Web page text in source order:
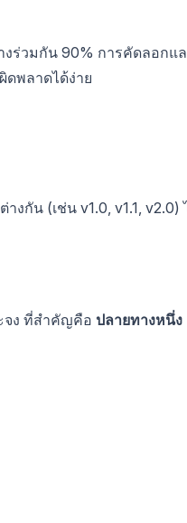
ร่วมกัน 90% การคัดลอกแ
พลาดได้ง่าย
กัน (เช่น v1.0, v1.1, v2.0)
จง ที่สำคัญคือ ปลายทางหนึ่ง